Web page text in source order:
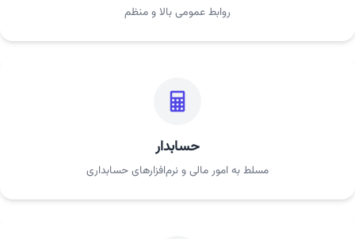
روابط عمومی بالا و منظم
حسابدار
مسلط به امور مالی و نرم‌افزارهای حسابداری